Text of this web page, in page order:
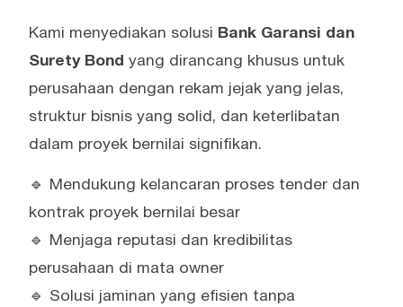
Kami menyediakan solusi Bank Garansi dan
Surety Bond yang dirancang khusus untuk
perusahaan dengan rekam jejak yang jelas,
struktur bisnis yang solid, dan keterlibatan
dalam proyek bernilai signifikan.
🔹 Mendukung kelancaran proses tender dan
kontrak proyek bernilai besar
🔹 Menjaga reputasi dan kredibilitas
perusahaan di mata owner
🔹 Solusi jaminan yang efisien tanpa